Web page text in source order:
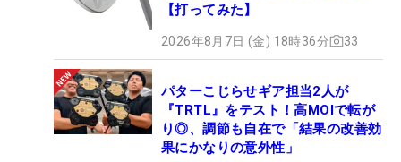
【打ってみた】
2026年8月7日 (金) 18時36分 33
パターこじらせギア担当2人が
『TRTL』をテスト！高MOIで転が
り◎、調節も自在で「結果の改善効
果にかなりの意外性」